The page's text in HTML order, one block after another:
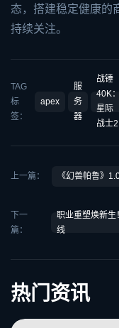
态，搭建稳定健康的
持续关注。
TAG
标
签：
apex
服
务
器
战锤
40K：
星际
战士2
上一篇： 《幻兽帕鲁》
下一
篇：
职业重塑焕新
线
热门资讯